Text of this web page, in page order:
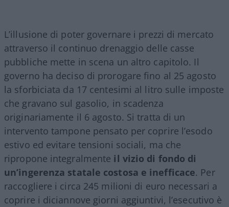
L’illusione di poter governare i prezzi di mercato
attraverso il continuo drenaggio delle casse
pubbliche mette in scena un altro capitolo. Il
governo ha deciso di prorogare fino al 25 agosto
la sforbiciata da 17 centesimi al litro sulle imposte
che gravano sul gasolio, in scadenza
originariamente il 6 agosto. Si tratta di un
intervento tampone pensato per coprire l’esodo
estivo ed evitare tensioni sociali, ma che
ripropone integralmente il vizio di fondo di
un’ingerenza statale costosa e inefficace. Per
raccogliere i circa 245 milioni di euro necessari a
coprire i diciannove giorni aggiuntivi, l’esecutivo è